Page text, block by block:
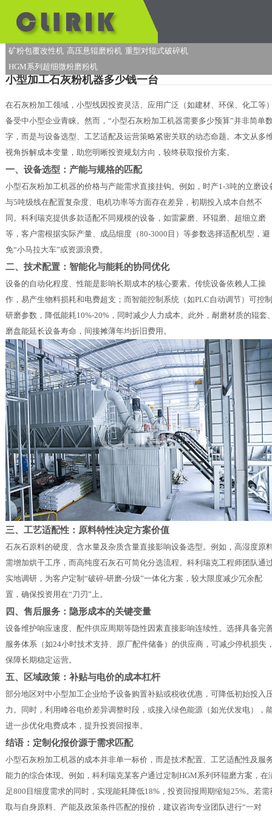
矿粉包覆改性机 高压悬辊磨粉机 重型对辊式破碎机
HGM系列超细微粉磨粉机
小型加工石灰粉机器多少钱一台
在石灰粉加工领域，小型线因投资灵活、应用广泛（如建材、环保、化工等
备受中小型企业青睐。然而，“小型石灰粉加工机器需要多少预算”并非简单
字，而是与设备选型、工艺适配及运营策略紧密关联的动态命题。本文从多
视角拆解成本变量，助您明晰投资规划方向，较终获取报价方案。
一、设备选型：产能与规格的匹配
小型石灰粉加工机器的价格与产能需求直接挂钩。例如，时产1-3吨的立磨设
与5吨级线在配置复杂度、电机功率等方面存在差异，初期投入成本自然不
同。科利瑞克提供多款适配不同规模的设备，如雷蒙磨、环辊磨、超细立磨
等，客户需根据实际产量、成品细度（80-3000目）等参数选择适配机型，避
免“小马拉大车”或资源浪费。
二、技术配置：智能化与能耗的协同优化
设备的自动化程度、性能是影响长期成本的核心要素。传统设备依赖人工操
作，易产生物料损耗和电费超支；而智能控制系统（如PLC自动调节）可控制
研磨参数，降低能耗10%-20%，同时减少人力成本。此外，耐磨材质的辊套
磨盘能延长设备寿命，间接摊薄年均折旧费用。
三、工艺适配性：原料特性决定方案价值
石灰石原料的硬度、含水量及杂质含量直接影响设备选型。例如，高湿度原
需增加烘干工序，而高纯度石灰石可简化分选流程。科利瑞克工程师团队通
实地调研，为客户定制“破碎-研磨-分级”一体化方案，较大限度减少冗余配
置，确保投资用在“刀刃”上。
四、售后服务：隐形成本的关键变量
设备维护响应速度、配件供应周期等隐性因素直接影响连续性。选择具备完
服务体系（如24小时技术支持、原厂配件储备）的供应商，可减少停机损失
保障长期稳定运营。
五、区域政策：补贴与电价的成本杠杆
部分地区对中小型加工企业给予设备购置补贴或税收优惠，可降低初始投入
力。同时，利用峰谷电价差异调整时段，或接入绿色能源（如光伏发电），
进一步优化电费成本，提升投资回报率。
结语：定制化报价源于需求匹配
小型石灰粉加工机器的成本并非单一标价，而是技术配置、工艺适配性及服
能力的综合体现。例如， 科利瑞克某客户通过定制HGM系列环辊磨方案，在
足800目细度需求的同时，实现能耗降低18%，投资回报周期缩短25%。若需
取与自身原料、产能及政策条件匹配的报价，建议咨询专业团队进行“一对